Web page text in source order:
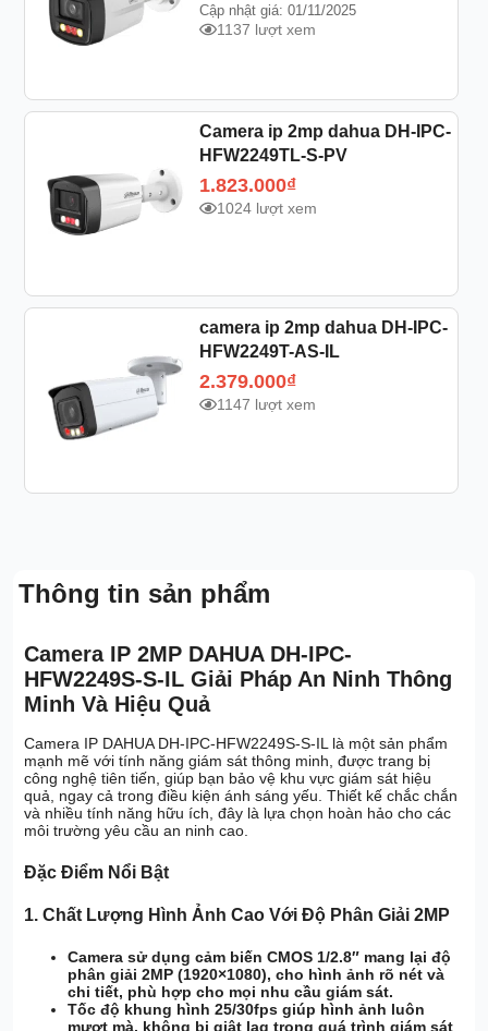
Thông tin sản phẩm
Camera IP 2MP DAHUA DH-IPC-
HFW2249S-S-IL Giải Pháp An Ninh Thông
Minh Và Hiệu Quả
Camera IP DAHUA DH-IPC-HFW2249S-S-IL là một sản phẩm
mạnh mẽ với tính năng giám sát thông minh, được trang bị
công nghệ tiên tiến, giúp bạn bảo vệ khu vực giám sát hiệu
quả, ngay cả trong điều kiện ánh sáng yếu. Thiết kế chắc chắn
và nhiều tính năng hữu ích, đây là lựa chọn hoàn hảo cho các
môi trường yêu cầu an ninh cao.
Đặc Điểm Nổi Bật
1.Chất Lượng Hình Ảnh Cao Với Độ Phân Giải 2MP
Camera sử dụng cảm biến CMOS 1/2.8″ mang lại độ
phân giải 2MP (1920×1080), cho hình ảnh rõ nét và
chi tiết, phù hợp cho mọi nhu cầu giám sát.
Tốc độ khung hình 25/30fps giúp hình ảnh luôn
mượt mà, không bị giật lag trong quá trình giám sát
Cập nhật giá: 01/11/2025
1137 lượt xem
Camera ip 2mp dahua DH-IPC-
HFW2249TL-S-PV
1.823.000₫
1024 lượt xem
camera ip 2mp dahua DH-IPC-
HFW2249T-AS-IL
2.379.000₫
1147 lượt xem